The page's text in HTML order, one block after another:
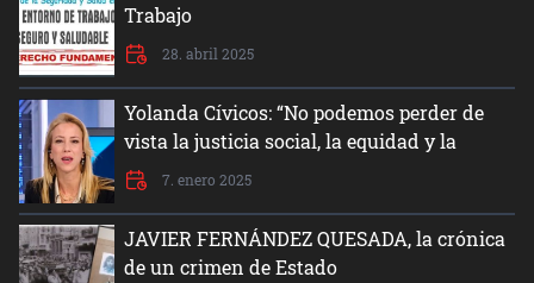
Trabajo
28. abril 2025
Yolanda Cívicos: “No podemos perder de
vista la justicia social, la equidad y la
dignidad del ser humano”
7. enero 2025
JAVIER FERNÁNDEZ QUESADA, la crónica
de un crimen de Estado